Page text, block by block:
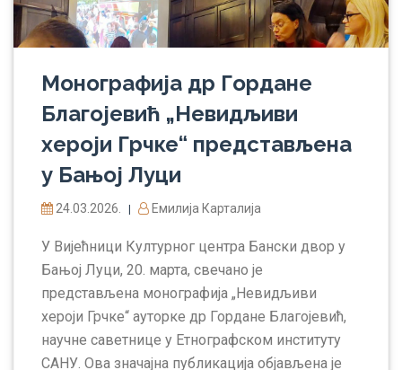
Монографија др Гордане
Благојевић „Невидљиви
хероји Грчке“ представљена
у Бањој Луци
24.03.2026. Емилија Карталија
У Вијећници Културног центра Бански двор у
Бањој Луци, 20. марта, свечано је
представљена монографија „Невидљиви
хероји Грчке“ ауторке др Гордане Благојевић,
научне саветнице у Етнографском институту
САНУ. Ова значајна публикација објављена је